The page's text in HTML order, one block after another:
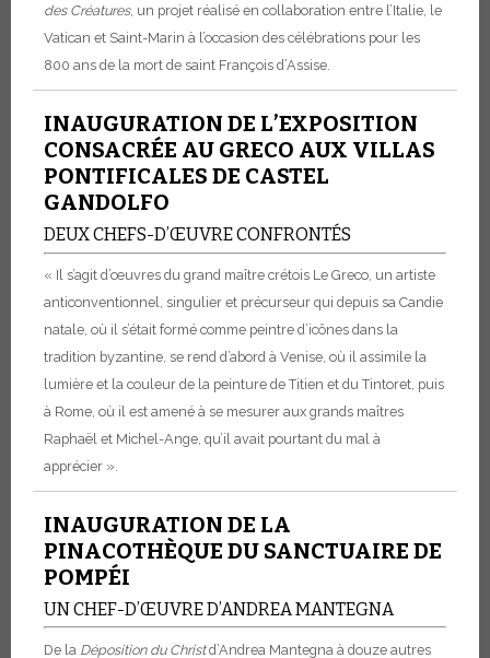
des Créatures, un projet réalisé en collaboration entre l’Italie, le
Vatican et Saint-Marin à l’occasion des célébrations pour les
800 ans de la mort de saint François d’Assise.
INAUGURATION DE L’EXPOSITION
CONSACRÉE AU GRECO AUX VILLAS
PONTIFICALES DE CASTEL
GANDOLFO
DEUX CHEFS-D’ŒUVRE CONFRONTÉS
« Il s’agit d’œuvres du grand maître crétois Le Greco, un artiste
anticonventionnel, singulier et précurseur qui depuis sa Candie
natale, où il s’était formé comme peintre d’icônes dans la
tradition byzantine, se rend d’abord à Venise, où il assimile la
lumière et la couleur de la peinture de Titien et du Tintoret, puis
à Rome, où il est amené à se mesurer aux grands maîtres
Raphaël et Michel-Ange, qu’il avait pourtant du mal à
apprécier ».
INAUGURATION DE LA
PINACOTHÈQUE DU SANCTUAIRE DE
POMPÉI
UN CHEF-D’ŒUVRE D’ANDREA MANTEGNA
De la Déposition du Christd’Andrea Mantegna à douze autres